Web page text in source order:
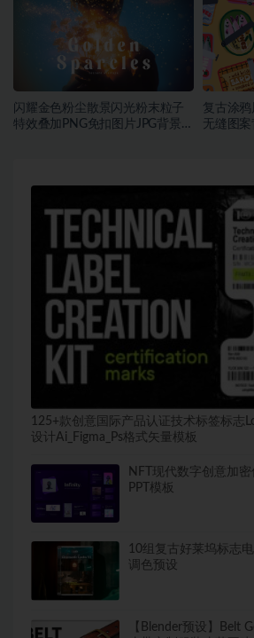
闪耀金色粉尘散景闪光粉末粒子
特效叠加PNG免扣图片JPG背景素
复古涂
无缝图
125+款创意国际产品认证技术标签标志
设计Ai_Figma_Ps格式矢量模板
NFT现代数字创意加
PPT模板
10组复古好莱坞标志
调色预设
【Blender预设】Belt